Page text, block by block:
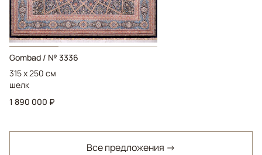
Gombad / № 3336
315 x 250 см
шелк
1 890 000 ₽
Все предложения →